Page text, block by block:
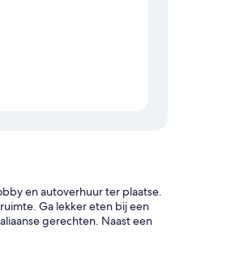
en autoverhuur ter plaatse.
Ga lekker eten bij een
gerechten. Naast een